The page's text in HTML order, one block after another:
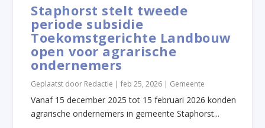
Staphorst stelt tweede
periode subsidie
Toekomstgerichte Landbouw
open voor agrarische
ondernemers
Geplaatst door Redactie |feb 25, 2026 | Gemeente
Vanaf 15 december 2025 tot 15 februari 2026 konden
agrarische ondernemers in gemeente Staphorst...